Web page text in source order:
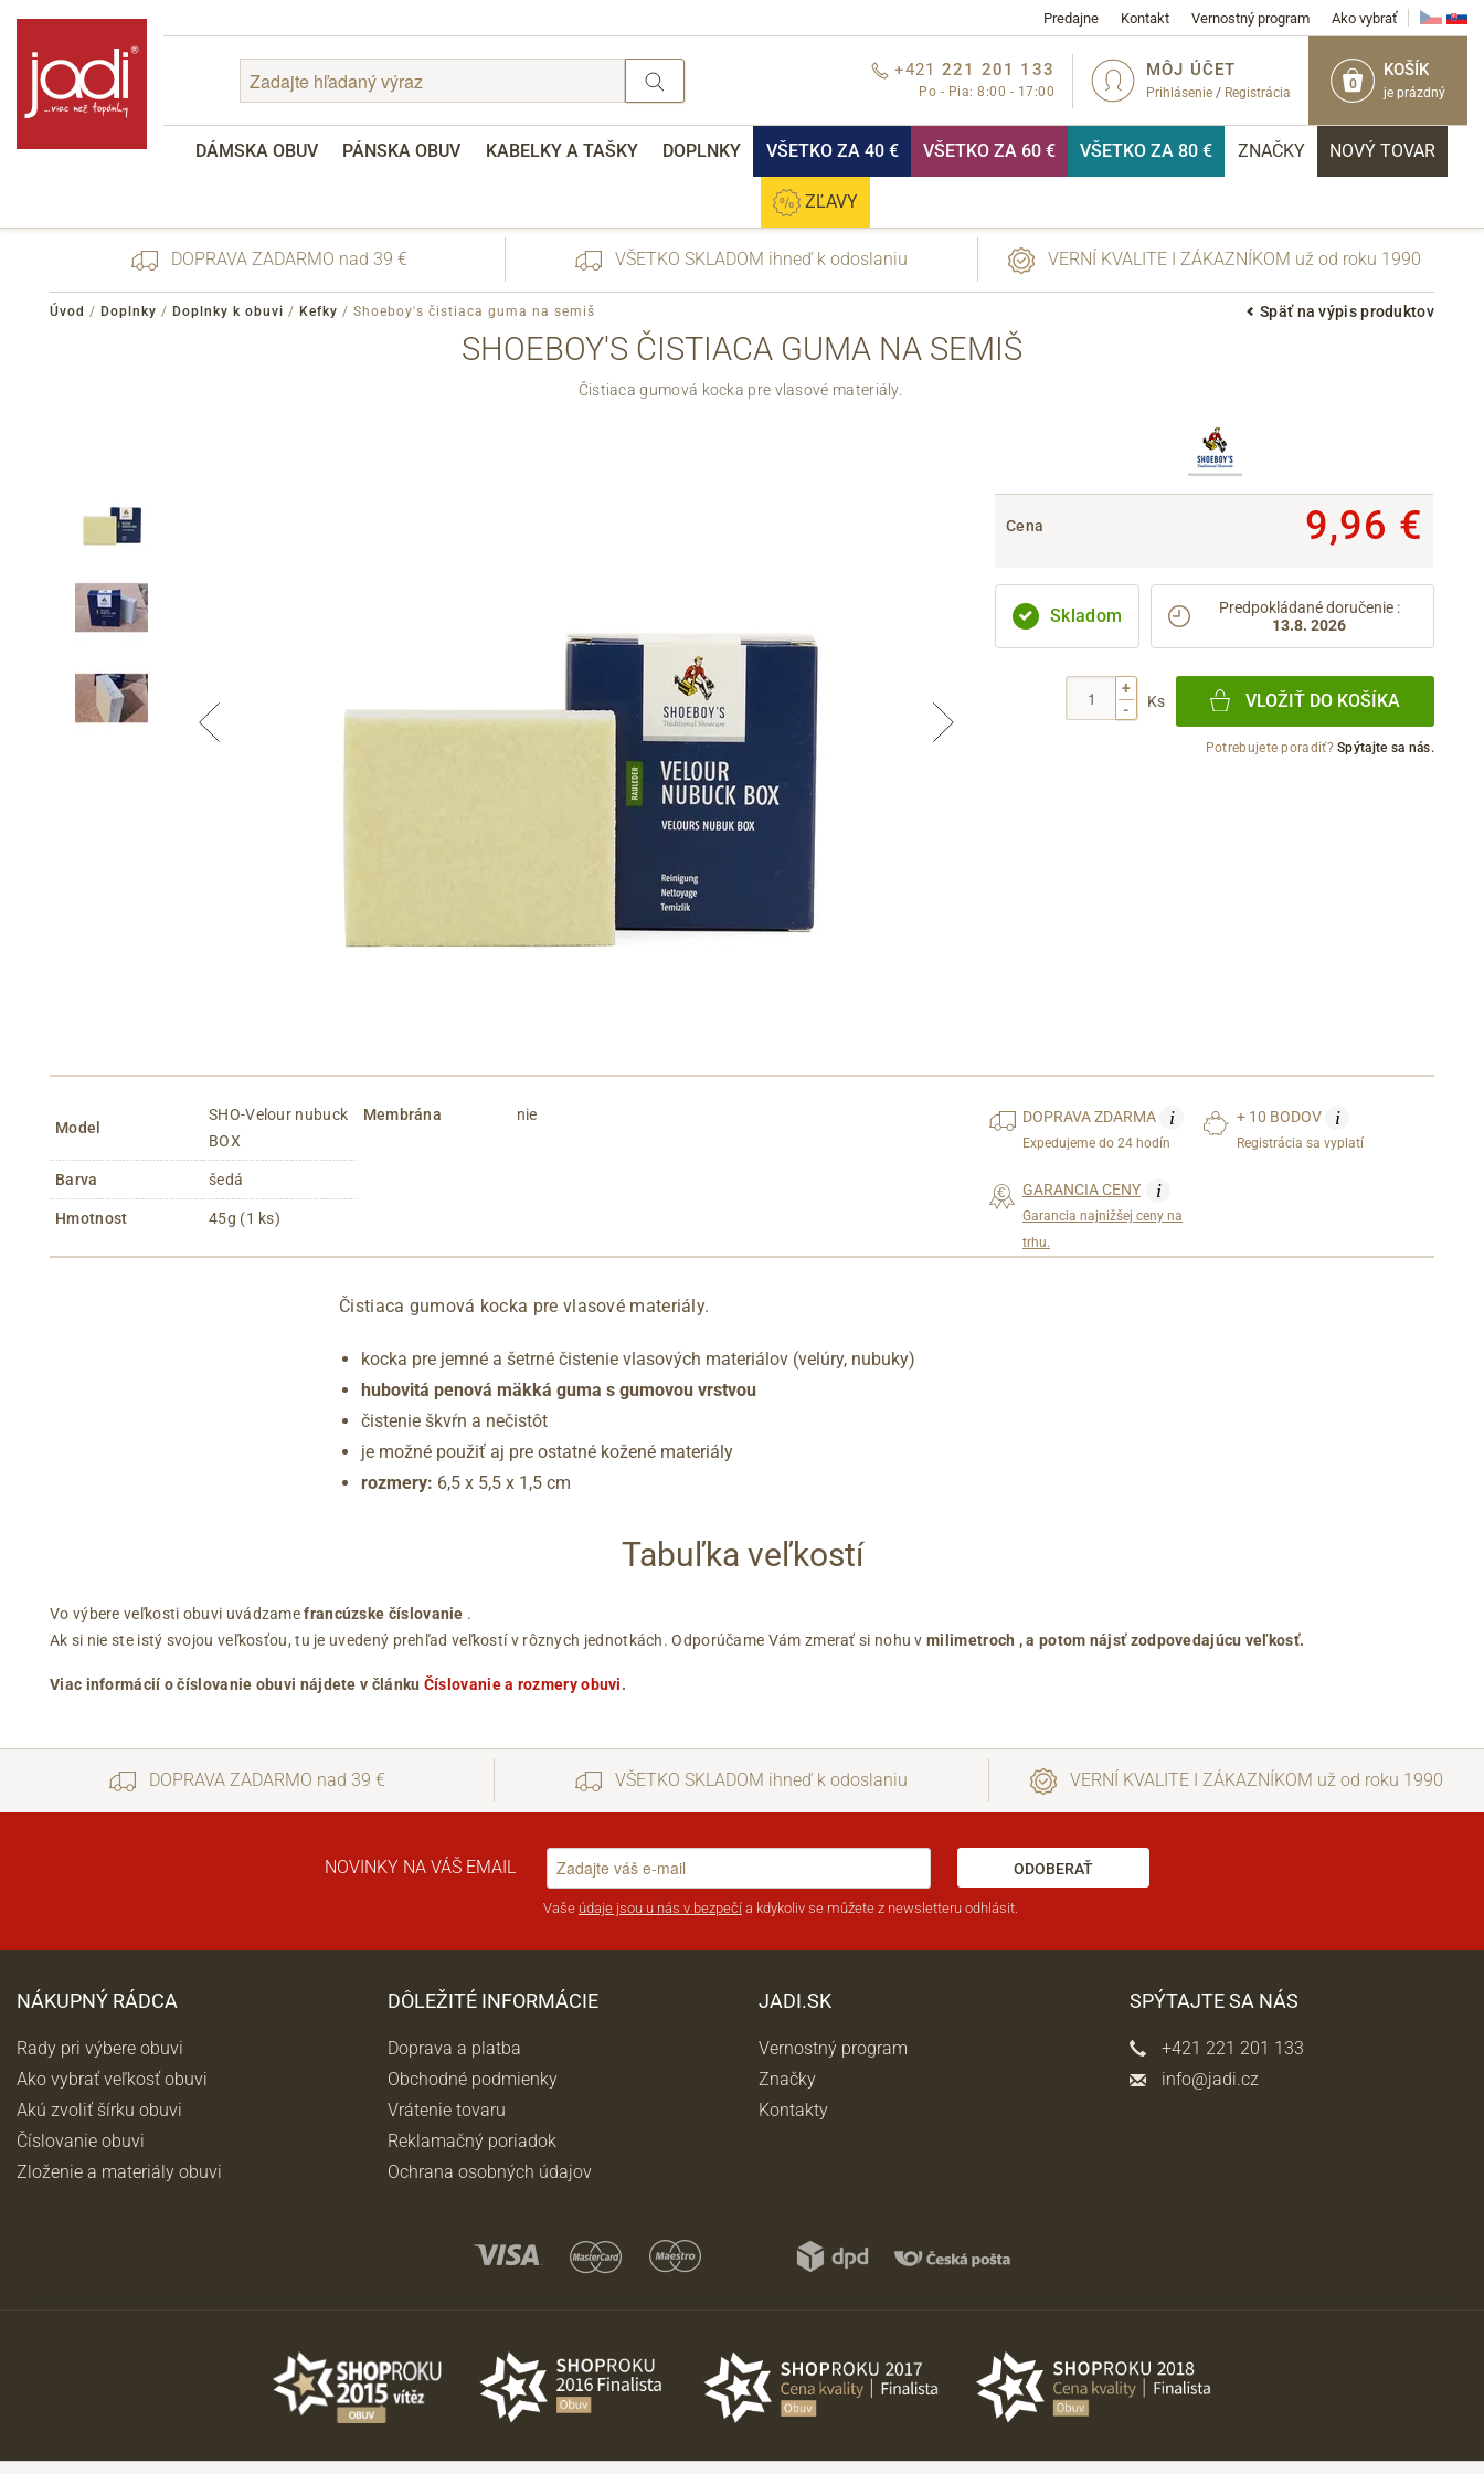
Predajne Kontakt Vernostný program Ako vybrať
0
KOŠÍK
je prázdný
MÔJ ÚČET
Prihlásenie / Registrácia
+421 221 201 133
Po - Pia: 8:00 - 17:00
DÁMSKA OBUV PÁNSKA OBUV KABELKY A TAŠKY DOPLNKY VŠETKO ZA 40 € VŠETKO ZA 60 € VŠETKO ZA 80 € ZNAČKY NOVÝ TOVAR
ZĽAVY
DOPRAVA ZADARMO nad 39 € VŠETKO SKLADOM ihneď k odoslaniu VERNÍ KVALITE I ZÁKAZNÍKOM už od roku 1990
Späť na výpis produktov
Úvod / Doplnky / Doplnky k obuvi / Kefky / Shoeboy's čistiaca guma na semiš
SHOEBOY'S ČISTIACA GUMA NA SEMIŠ
Čistiaca gumová kocka pre vlasové materiály.
Cena 9,96 €
Skladom Predpokládané doručenie :
13.8. 2026
+
-
Ks VLOŽIŤ DO KOŠÍKA
Potrebujete poradiť?Spýtajte sa nás.
Model
SHO-Velour nubuck
BOX
Barva šedá
Hmotnost 45g (1 ks)
Membrána nie DOPRAVAZDARMA i
Expedujeme do 24 hodín
+ 10 BODOV i
Registrácia sa vyplatí
GARANCIA CENY i
Garancia najnižšej ceny na
trhu.
Čistiaca gumová kocka pre vlasové materiály.
kocka pre jemné a šetrné čistenie vlasových materiálov (velúry, nubuky)
hubovitá penová mäkká guma s gumovou vrstvou
čistenie škvŕn a nečistôt
je možné použiť aj pre ostatné kožené materiály
rozmery: 6,5 x 5,5 x 1,5 cm
Tabuľka veľkostí
Vo výbere veľkosti obuvi uvádzamefrancúzske číslovanie .
Ak si nie ste istý svojou veľkosťou, tu je uvedený prehľad veľkostí v rôznych jednotkách. Odporúčame Vám zmerať si nohu vmilimetroch , a potom nájsť zodpovedajúcu veľkosť.
Viac informácií o číslovanie obuvi nájdete v článku Číslovanie a rozmery obuvi.
DOPRAVA ZADARMO nad 39 € VŠETKO SKLADOM ihneď k odoslaniu VERNÍ KVALITE I ZÁKAZNÍKOM už od roku 1990
NOVINKY NA VÁŠ EMAIL ODOBERAŤ
Vaše údaje jsou u nás v bezpečí a kdykoliv se můžete z newsletteru odhlásit.
NÁKUPNÝ RÁDCA
Rady pri výbere obuvi
Ako vybrať veľkosť obuvi
Akú zvoliť šírku obuvi
Číslovanie obuvi
Zloženie a materiály obuvi
DÔLEŽITÉ INFORMÁCIE
Doprava a platba
Obchodné podmienky
Vrátenie tovaru
Reklamačný poriadok
Ochrana osobných údajov
JADI.SK
Vernostný program
Značky
Kontakty
SPÝTAJTE SA NÁS
+421 221 201 133
info@jadi.cz